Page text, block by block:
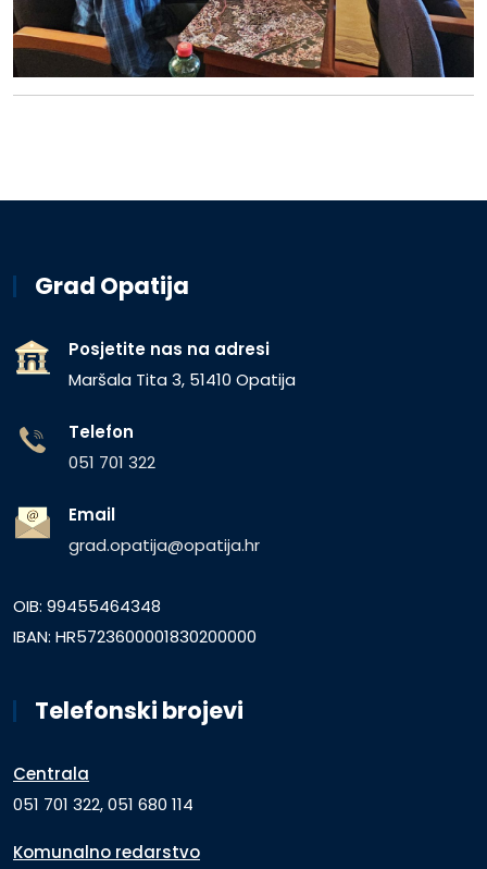
Grad Opatija
Posjetite nas na adresi
Maršala Tita 3, 51410 Opatija
Telefon
051 701 322
Email
grad.opatija@opatija.hr
OIB: 99455464348
IBAN: HR5723600001830200000
Telefonski brojevi
Centrala
051 701 322, 051 680 114
Komunalno redarstvo